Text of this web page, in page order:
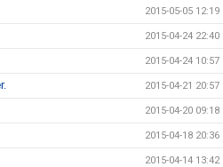
2015-05-05 12:19
2015-04-24 22:40
2015-04-24 10:57
2015-04-21 20:57
2015-04-20 09:18
2015-04-18 20:36
2015-04-14 13:42